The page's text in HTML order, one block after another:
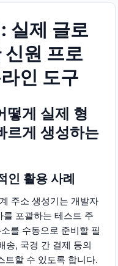
실제 글로
신원 프로
인 도구
떻게 실제 형
르게 생성하는
인 활용 사례
주소 생성기는 개발자
포괄하는 테스트 주
를 수동으로 준비할 필
송, 국경 간 결제 등의
트할 수 있도록 합니다.